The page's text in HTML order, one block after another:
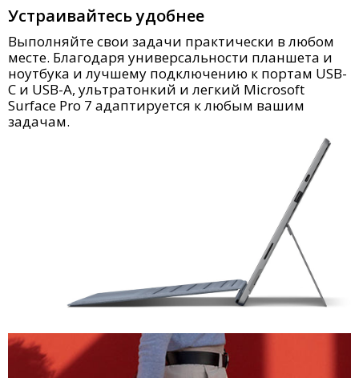
Устраивайтесь удобнее
Выполняйте свои задачи практически в любом
месте. Благодаря универсальности планшета и
ноутбука и лучшему подключению к портам USB-
C и USB-A, ультратонкий и легкий Microsoft
Surface Pro 7 адаптируется к любым вашим
задачам.